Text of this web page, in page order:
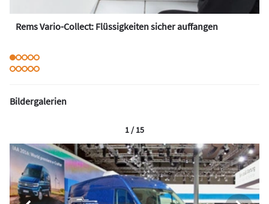
Rems Vario-Collect: Flüssigkeiten sicher auffangen
Bildergalerien
1 / 15